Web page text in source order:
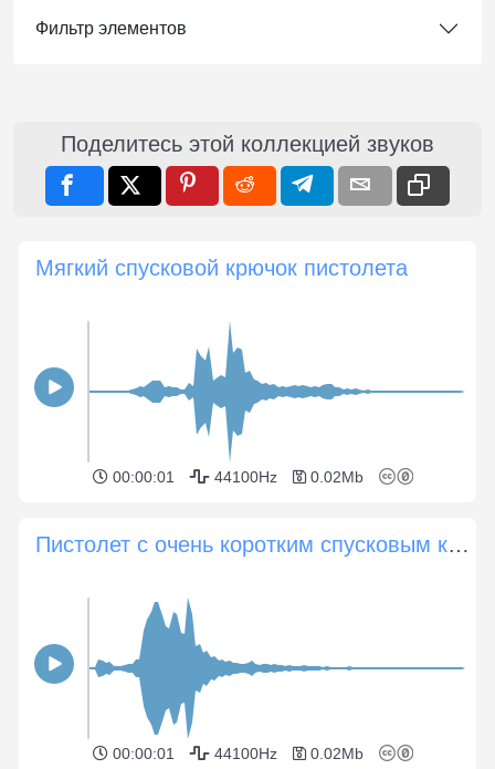
Фильтр элементов
Поделитесь этой коллекцией звуков
Мягкий спусковой крючок пистолета
00:00:01 44100Hz 0.02Mb
Пистолет с очень коротким спусковым крючком
00:00:01 44100Hz 0.02Mb